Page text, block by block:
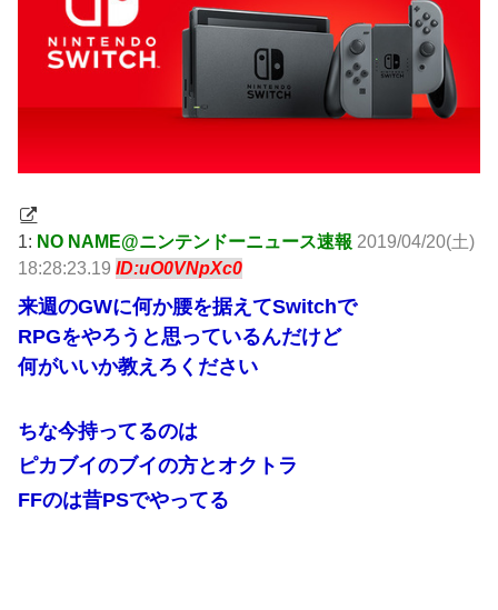
1: NO NAME@ニンテンドーニュース速報 2019/04/20(土)
18:28:23.19ID:uO0VNpXc0
来週のGWに何か腰を据えてSwitchで
RPGをやろうと思っているんだけど
何がいいか教えろください
ちな今持ってるのは
ピカブイのブイの方とオクトラ
FFのは昔PSでやってる